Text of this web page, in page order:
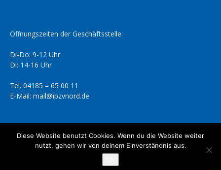
Öffnungszeiten der Geschäftsstelle:
Di-Do: 9-12 Uhr
Di: 14-16 Uhr
Tel. 04185 – 65 00 11
E-Mail: mail@ipzvnord.de
Datenschutzerklärung Impressum
© IPZV Nord e.V.
Diese Website benutzt Cookies. Wenn du die Website weiter
nutzt, gehen wir von deinem Einverständnis aus.